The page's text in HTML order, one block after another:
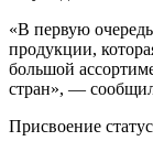
«В первую
продукции,
большой
стран», —
Присвоение